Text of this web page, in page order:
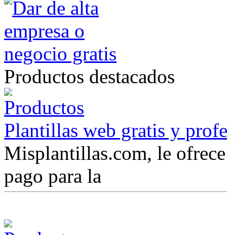
Productos destacados
Plantillas web gratis y
Misplantillas.com, le
pago para la